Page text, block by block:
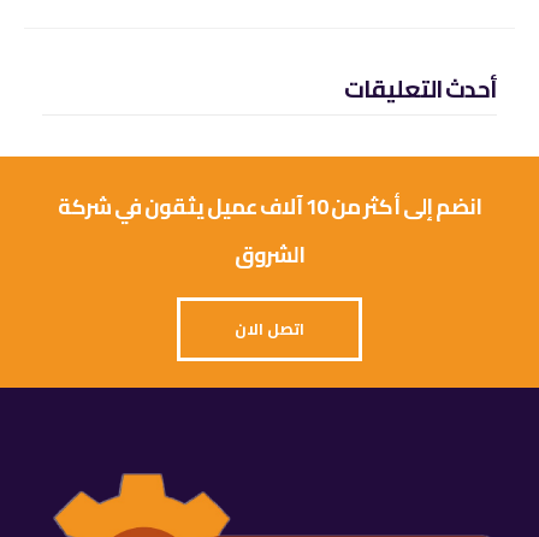
أحدث التعليقات
انضم إلى أكثر من 10 آلاف عميل يثقون في شركة
الشروق
اتصل الان